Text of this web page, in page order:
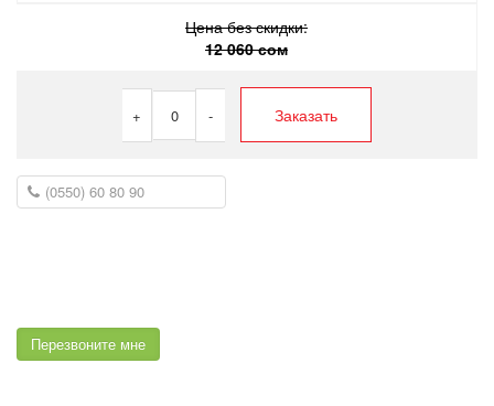
Цена без скидки:
12 060 сом
+ 0 - Заказать
Перезвоните мне